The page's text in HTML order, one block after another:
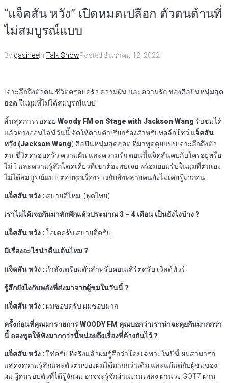
“แจ็คสัน หวัง” เปิดหมดเปลือก ตัวตนด้านที่
ไม่สมบูรณ์แบบ
By gasinee In Talk ShowPosted ธันวาคม 12, 2022
เจาะลึกถึงตัวตน ชีวิตครอบครัว ความฝัน และความรัก ของศิลปินหนุ่มสุด
ฮอต ในมุมที่ไม่ได้สมบูรณ์แบบ
สิ้นสุดการรอคอย Woody FM on Stage with Jackson Wang รับชมได้
แล้วทางออนไลน์วันนี้ จัดให้ตามคำเรียกร้องสำหรับทอล์กโชว์ แจ็คสัน
หวัง (Jackson Wang) ศิลปินหนุ่มสุดฮอต ที่มาพูดคุยแบบเจาะลึกถึงตัว
ตน ชีวิตครอบครัว ความฝัน และความรัก ตอนนี้แจ็คสันคบกับใครอยู่หรือ
ไม่ ? และความรู้สึกโดดเดี่ยวที่เขาต้องพบเจอ พร้อมยอมรับในมุมที่ตนเอง
ไม่ได้สมบูรณ์แบบ ตอบทุกเรื่องราวกับสิ่งหลายคนยังไม่เคยรู้มาก่อน
แจ็คสันหวัง : สบายดีไหม (พูดไทย)
เราไม่ได้เจอกันมาสักพักแล้วประมาณ3 – 4 เดือน เป็นยังไงบ้าง ?
แจ็คสันหวัง :โอเคครับ สบายดีครับ
มีเรื่องอะไรน่าตื่นเต้นไหม ?
แจ็คสันหวัง : กำลังเตรียมตัวสำหรับคอนเสิร์ตครับ เวิลด์ทัวร์
รู้สึกยังไงกับพลังที่ส่งมาจากผู้ชมในวันนี้ ?
แจ็คสันหวัง : ผมชอบครับ ผมชอบมาก
ครั้งก่อนที่คุณมารายการWOODY FM คุณบอกว่าเราน่าจะคุยกันมากกว่า
นี้ ลองพูดให้ฟังมากกว่านี้หน่อยถึงเรื่องที่ค้างกันไว้ ?
แจ็คสัน หวัง :ใช่ครับ ที่จริงแล้วผมรู้สึกว่าโดยเฉพาะในปีนี้ ผมสามารถ
แสดงความรู้สึกและตัวตนของผมได้มากกว่าเดิม และแม้แต่กับผู้ชมของ
ผม ผู้คนรอบตัวที่ได้รู้จักผม อาจจะรู้จักผ่านงานเพลง ผ่านวง GOT7 ผ่าน